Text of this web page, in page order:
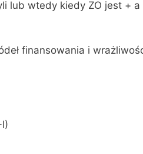
lub wtedy kiedy ZO jest +
finansowania i